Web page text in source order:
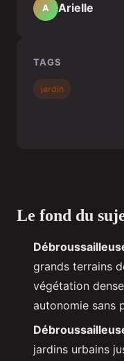
Le fond du
grands terrains
végétation
autonomie sans
jardins urbains
A Arielle
TAGS
jardin